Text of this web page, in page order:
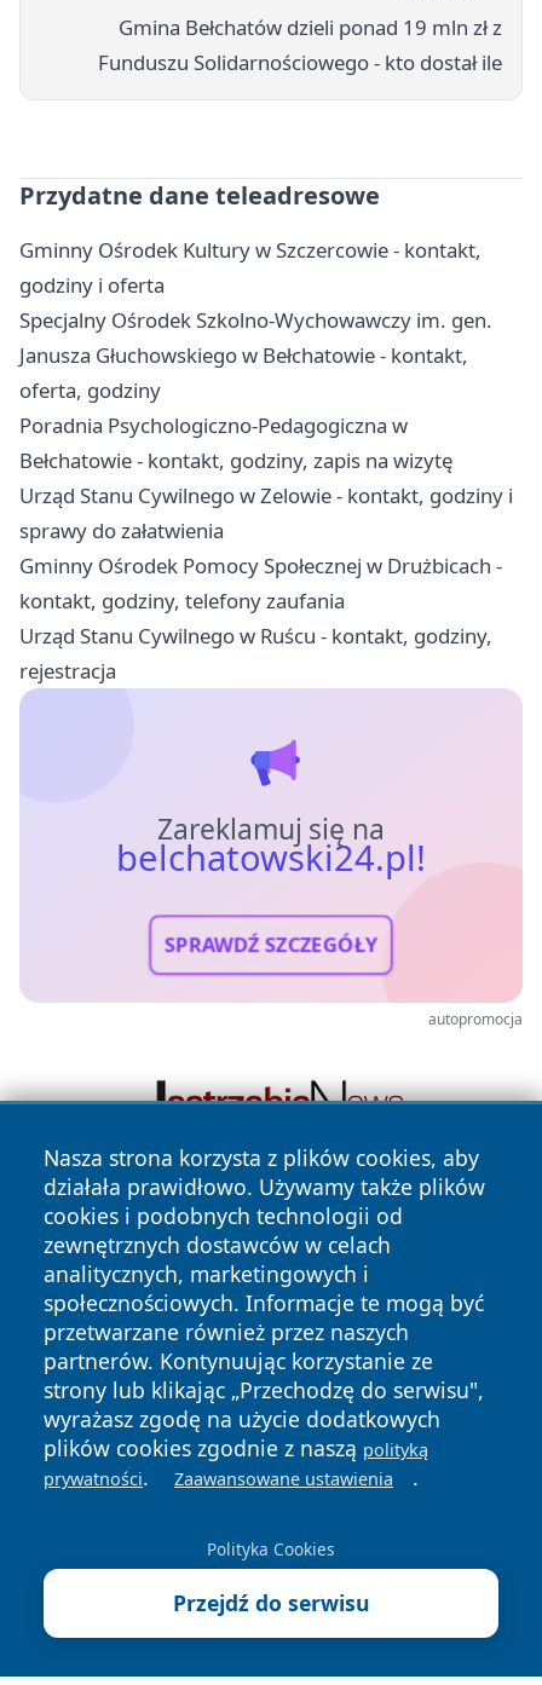
Gmina Bełchatów dzieli ponad 19 mln zł z
Funduszu Solidarnościowego - kto dostał ile
Przydatne dane teleadresowe
Gminny Ośrodek Kultury w Szczercowie - kontakt,
godziny i oferta
Specjalny Ośrodek Szkolno-Wychowawczy im. gen.
Janusza Głuchowskiego w Bełchatowie - kontakt,
oferta, godziny
Poradnia Psychologiczno-Pedagogiczna w
Bełchatowie - kontakt, godziny, zapis na wizytę
Urząd Stanu Cywilnego w Zelowie - kontakt, godziny i
sprawy do załatwienia
Gminny Ośrodek Pomocy Społecznej w Drużbicach -
kontakt, godziny, telefony zaufania
Urząd Stanu Cywilnego w Ruścu - kontakt, godziny,
rejestracja
Zareklamuj się na
belchatowski24.pl!
SPRAWDŹ SZCZEGÓŁY
autopromocja
Nasza strona korzysta z plików cookies, aby
działała prawidłowo. Używamy także plików
cookies i podobnych technologii od
zewnętrznych dostawców w celach
analitycznych, marketingowych i
społecznościowych. Informacje te mogą być
przetwarzane również przez naszych
partnerów. Kontynuując korzystanie ze
strony lub klikając „Przechodzę do serwisu",
wyrażasz zgodę na użycie dodatkowych
plików cookies zgodnie z naszą polityką
prywatności. Zaawansowane ustawienia .
Polityka Cookies
Przejdź do serwisu
Copyright © 2026 belchatowski24.pl Wszystkie prawa
zastrzeżone.
News Autorzy
Polityka
Prywatności
Polityka
Cookies